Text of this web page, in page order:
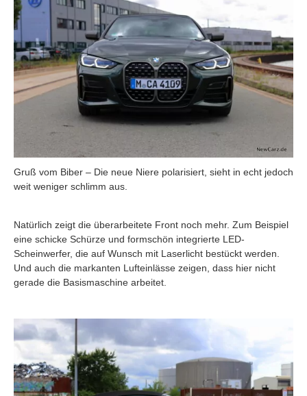
Gruß vom Biber – Die neue Niere polarisiert, sieht in echt jedoch
weit weniger schlimm aus.
Natürlich zeigt die überarbeitete Front noch mehr. Zum Beispiel
eine schicke Schürze und formschön integrierte LED-
Scheinwerfer, die auf Wunsch mit Laserlicht bestückt werden.
Und auch die markanten Lufteinlässe zeigen, dass hier nicht
gerade die Basismaschine arbeitet.